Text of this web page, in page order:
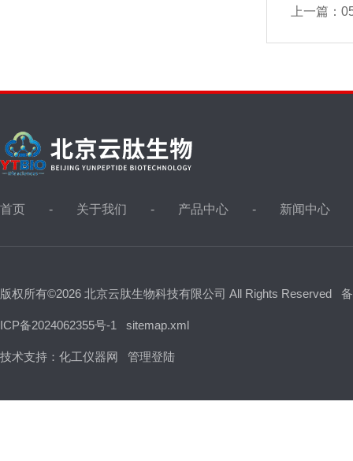
上一篇：
首页 关于我们 产品中心 新闻中心
版权所有©2026 北京云肽生物科技有限公司 All Rights Reserved
ICP备2024062355号-1 sitemap.xml
技术支持： 化工仪器网 管理登陆